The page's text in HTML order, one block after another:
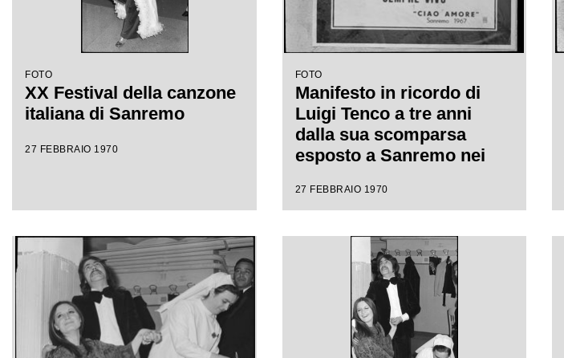
FOTO
XX Festival della canzone
italiana di Sanremo
27 FEBBRAIO 1970
FOTO
Manifesto in ricordo di
Luigi Tenco a tre anni
dalla sua scomparsa
esposto a Sanremo nei
della canzone italiana
27 FEBBRAIO 1970